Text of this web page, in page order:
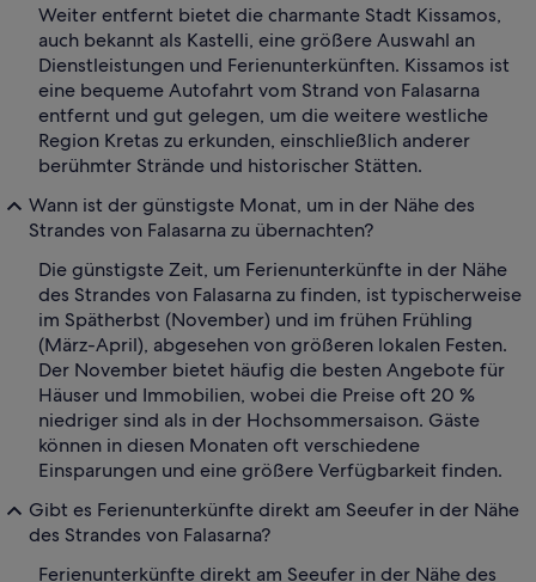
Weiter entfernt bietet die charmante Stadt Kissamos,
auch bekannt als Kastelli, eine größere Auswahl an
Dienstleistungen und Ferienunterkünften. Kissamos ist
eine bequeme Autofahrt vom Strand von Falasarna
entfernt und gut gelegen, um die weitere westliche
Region Kretas zu erkunden, einschließlich anderer
berühmter Strände und historischer Stätten.
Wann ist der günstigste Monat, um in der Nähe des
Strandes von Falasarna zu übernachten?
Die günstigste Zeit, um Ferienunterkünfte in der Nähe
des Strandes von Falasarna zu finden, ist typischerweise
im Spätherbst (November) und im frühen Frühling
(März-April), abgesehen von größeren lokalen Festen.
Der November bietet häufig die besten Angebote für
Häuser und Immobilien, wobei die Preise oft 20 %
niedriger sind als in der Hochsommersaison. Gäste
können in diesen Monaten oft verschiedene
Einsparungen und eine größere Verfügbarkeit finden.
Gibt es Ferienunterkünfte direkt am Seeufer in der Nähe
des Strandes von Falasarna?
Ferienunterkünfte direkt am Seeufer in der Nähe des